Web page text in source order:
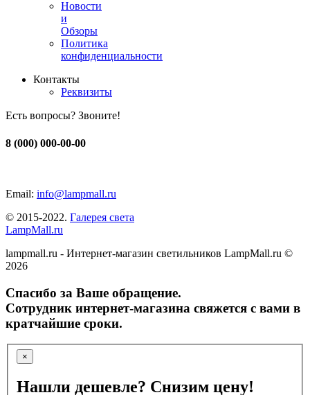
Новости
и
Обзоры
Политика
конфиденциальности
Контакты
Реквизиты
Есть вопросы? Звоните!
8 (000) 000-00-00
Email: info@lampmall.ru
© 2015-2022. Галерея света
LampMall.ru
lampmall.ru - Интернет-магазин светильников LampMall.ru ©
2026
Спасибо за Ваше обращение.
Сотрудник интернет-магазина свяжется с вами в
кратчайшие сроки.
×
Нашли дешевле? Снизим цену!